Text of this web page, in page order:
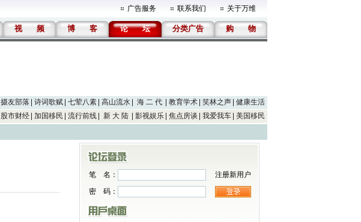
广告服务 联系我们 关于万维
视 频 博 客 论 坛 分类广告 购 物
摄友部落 诗词歌赋 七荤八素 高山流水 海 二 代 教育学术 笑林之声
健康生活
股市财经 加国移民 流行前线 新 大 陆 影视娱乐 焦点房谈 我爱我车 美国移民
笔 名：
注册新用户
密 码：